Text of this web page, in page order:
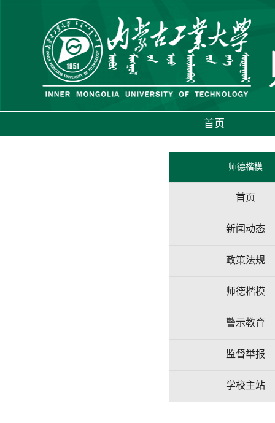
首页
师德楷模
首页
新闻动态
政策法规
师德楷模
警示教育
监督举报
学校主站